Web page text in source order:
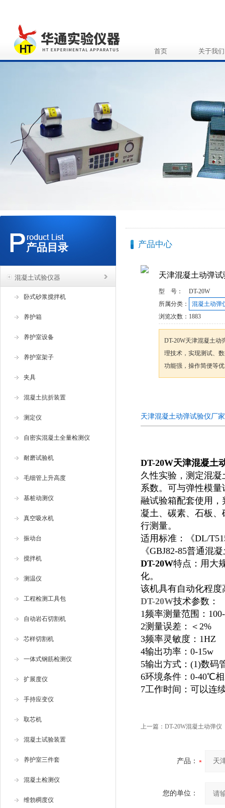
首页 关于我们
产品目录
混凝土试验仪器
卧式砂浆搅拌机
养护箱
养护室设备
养护室架子
夹具
混凝土抗折装置
测定仪
自密实混凝土全量检测仪
耐磨试验机
毛细管上升高度
基桩动测仪
真空吸水机
振动台
搅拌机
测温仪
工程检测工具包
自动岩石切割机
芯样切割机
一体式钢筋检测仪
扩展度仪
手持应变仪
取芯机
混凝土试验装置
养护室三件套
混凝土检测仪
维勃稠度仪
产品中心
天津混凝土动弹
型 号：
DT-20W
所属分类：
混凝土动弹
浏览次数： 1883
DT-20W天津混凝土动
理技术，实现测试、
功能强，操作简便等
天津混凝土动弹试验仪厂
DT-20W天津混凝土
久性实验，测定混
系数。可与弹性模量
融试验箱配套使用
凝土、碳素、石板
行测量。
适用标准：《DL/
《GBJ82-85普通混
DT-20W特点：用大
化。
该机具有自动化程
DT-20W技术参数：
1频率测量范围：
2测量误差：＜2%
3频率灵敏度：1HZ
4输出功率：0-15w
5输出方式：(1)数码
6环境条件：0-40℃
7工作时间：可以连
上一篇： DT-20W混凝土动弹仪
产品：
您的单位：